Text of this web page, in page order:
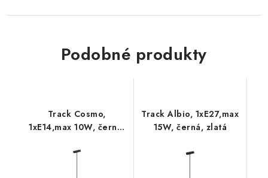
Podobné produkty
Track Cosmo,
1xE14,max 10W, černá,
Track Albio, 1xE27,max
15W, černá, zlatá